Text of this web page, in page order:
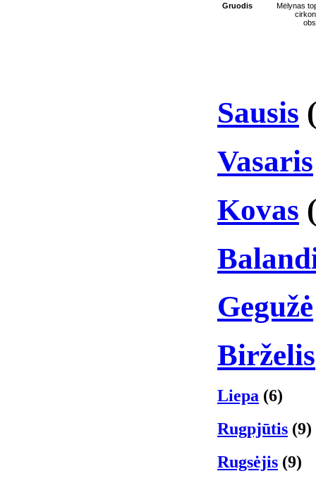
Gruodis
Mėlynas
Sausis
Vasaris
Kovas
Gegužė
Birželis
Liepa (6)
Rugpjūtis (9)
Rugsėjis (9)